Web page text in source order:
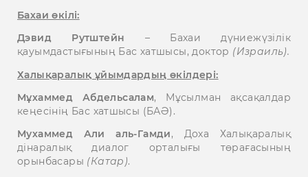
Бахаи өкілі:
Дэвид Рутштейн – Бахаи дүниежүзілік
қауымдастығының Бас хатшысы, доктор (Израиль).
Халықаралық ұйымдардың өкілдері:
Мұхаммед Абдельсалам, Мұсылман ақсақалдар
кеңесінің Бас хатшысы (БАӘ).
Мухаммед Али аль-Гамди, Доха Халықаралық
дінаралық диалог орталығы төрағасының
орынбасары (Катар).